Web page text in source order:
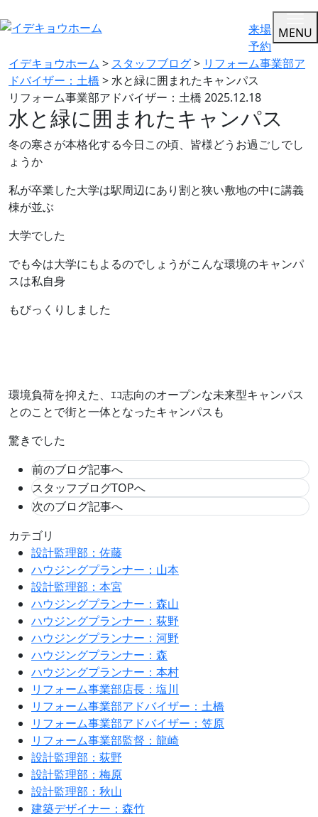
来場
予約
MENU
イデキョウホーム > スタッフブログ> リフォーム事業部ア
ドバイザー：土橋 >水と緑に囲まれたキャンパス
リフォーム事業部アドバイザー：土橋 2025.12.18
水と緑に囲まれたキャンパス
冬の寒さが本格化する今日この頃、皆様どうお過ごしでし
ょうか
私が卒業した大学は駅周辺にあり割と狭い敷地の中に講義
棟が並ぶ
大学でした
でも今は大学にもよるのでしょうがこんな環境のキャンパ
スは私自身
もびっくりしました
環境負荷を抑えた、ｴｺ志向のオープンな未来型キャンパス
とのことで街と一体となったキャンパスも
驚きでした
前のブログ記事へ
スタッフブログTOPへ
次のブログ記事へ
カテゴリ
設計監理部：佐藤
ハウジングプランナー：山本
設計監理部：本宮
ハウジングプランナー：森山
ハウジングプランナー：荻野
ハウジングプランナー：河野
ハウジングプランナー：森
ハウジングプランナー：本村
リフォーム事業部店長：塩川
リフォーム事業部アドバイザー：土橋
リフォーム事業部アドバイザー：笠原
リフォーム事業部監督：龍崎
設計監理部：荻野
設計監理部：梅原
設計監理部：秋山
建築デザイナー：森竹